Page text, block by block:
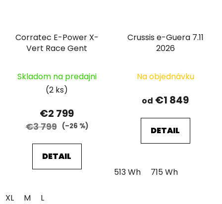
Corratec E-Power X-
Vert Race Gent
Skladom na predajni
(2 ks)
€2 799
€3 799 (–26 %)
DETAIL
XL M L
Crussis e-Guera 7.11
2026
Na objednávku
od €1 849
DETAIL
513 Wh 715 Wh